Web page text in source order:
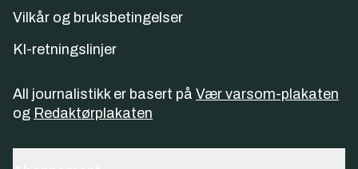
Vilkår og bruksbetingelser
KI-retningslinjer
All journalistikk er basert på Vær varsom-plakaten
og Redaktørplakaten